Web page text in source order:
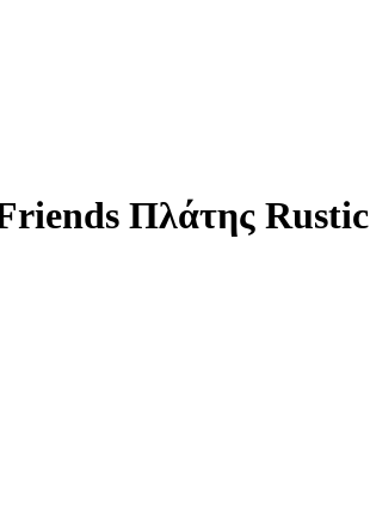
Πλάτης Rustic